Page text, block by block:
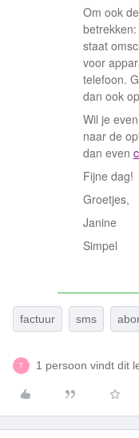
Om ook
staat
voor
telefoon.
dan ook
Wil je
naar de
dan even
Fijne dag!
Groetjes,
Janine
Simpel
factuur sms
T 1 persoon vindt dit